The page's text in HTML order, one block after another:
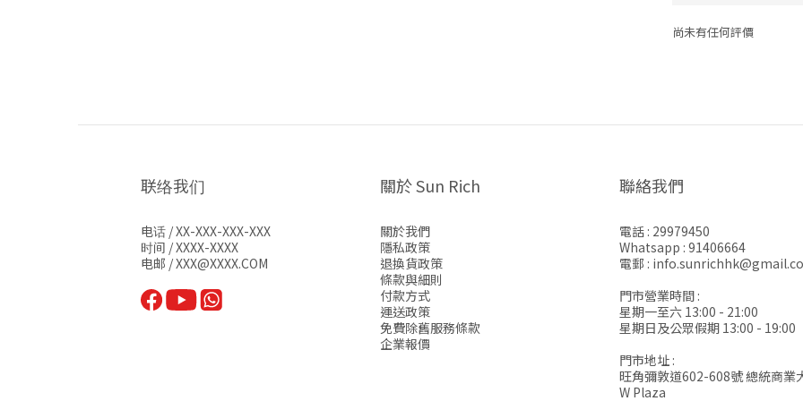
尚未有任何評價
联络我们
电话 / XX-XXX-XXX-XXX
时间 / XXXX-XXXX
电邮 / XXX@XXXX.COM
關於 Sun Rich
關於我們
隱私政策
退換貨政策
條款與細則
付款方式
運送政策
免費除舊服務條款
企業報價
聯絡我們
電話 : 29979450
Whatsapp : 91406664
電郵 :
門市營業時間 :
星期一至六 13:00 - 21:00
星期日及公眾假期 13:00 - 19:00
門市地址 :
旺角彌敦道602-608號 總統商業
W Plaza